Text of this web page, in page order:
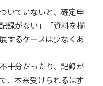
いていないと、確定申
録がない」「資料を揃
するケースは少なくあ
十分だったり、記録が
、本来受けられるはず